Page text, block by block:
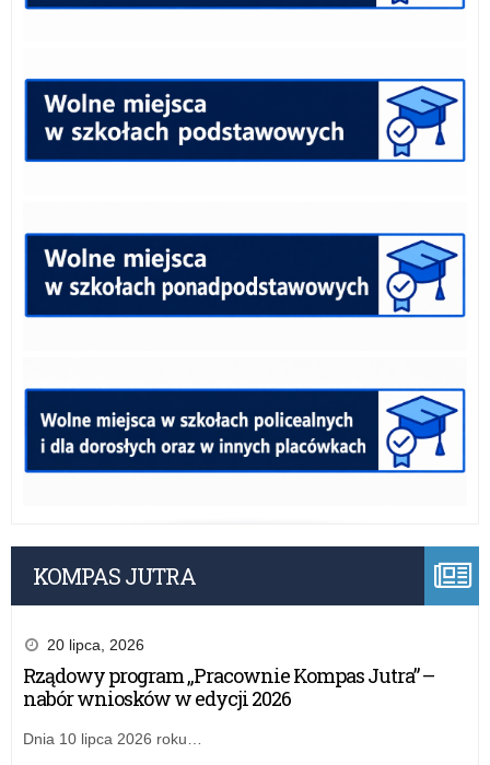
KOMPAS JUTRA
20 lipca, 2026
Rządowy program „Pracownie Kompas Jutra” –
nabór wniosków w edycji 2026
Dnia 10 lipca 2026 roku…